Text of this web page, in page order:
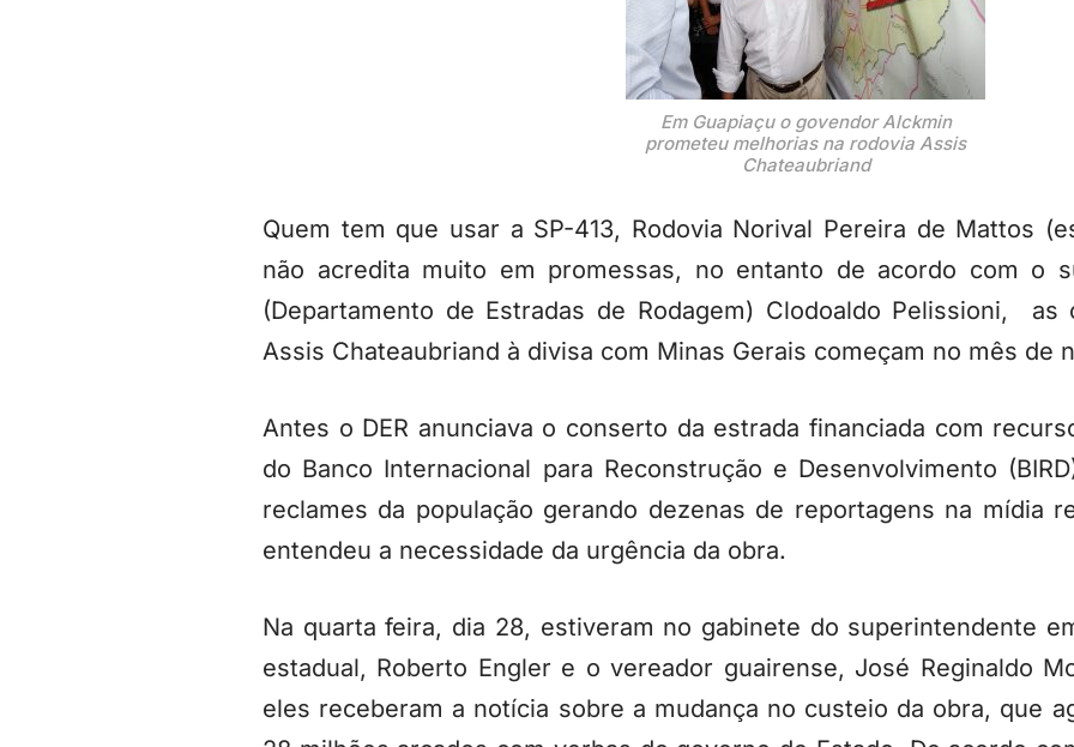
Em Guapiaçu o govendor Alckmin
prometeu melhorias na rodovia Assis
Chateaubriand
Quem tem que usar a SP-413, Rodovia Norival Pereira de Mattos
não acredita muito em promessas, no entanto de acordo com o
(Departamento de Estradas de Rodagem) Clodoaldo Pelissioni,
Assis Chateaubriand à divisa com Minas Gerais começam no mês de
Antes o DER anunciava o conserto da estrada financiada com
do Banco Internacional para Reconstrução e Desenvolvimento
reclames da população gerando dezenas de reportagens na mídia
entendeu a necessidade da urgência da obra.
Na quarta feira, dia 28, estiveram no gabinete do superintendente
estadual, Roberto Engler e o vereador guairense, José Reginaldo
eles receberam a notícia sobre a mudança no custeio da obra, que